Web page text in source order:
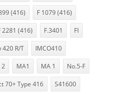
(416) F 1079 (416)
2281 (416) F.3401 FI
420 R/T IMCO410
2 MA1 MA 1 No.5-F
70+ Type 416 S41600